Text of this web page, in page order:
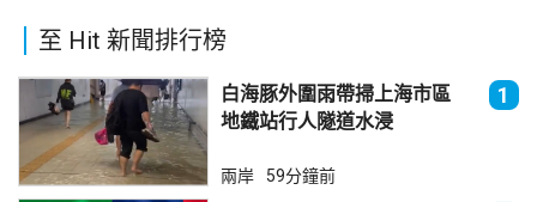
至 Hit 新聞排行榜
白海豚外圍雨帶掃上海市區
地鐵站行人隧道水浸
1
兩岸 59分鐘前